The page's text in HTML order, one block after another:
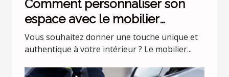
Comment personnaliser son
espace avec le mobilier
industriel ?
Vous souhaitez donner une touche unique et
authentique à votre intérieur ? Le mobilier...